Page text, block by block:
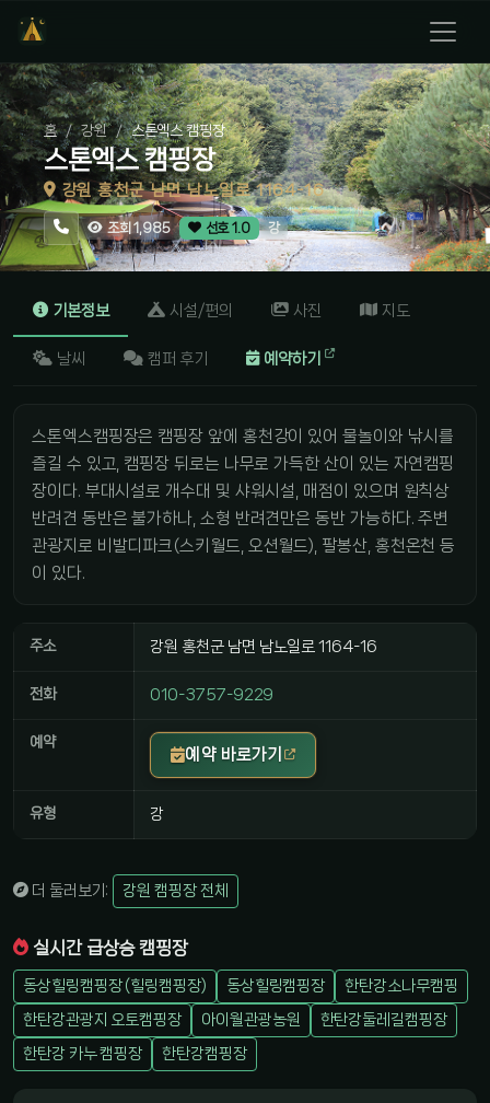
홈 강원 스톤엑스 캠핑장
스톤엑스 캠핑장
강원 홍천군 남면 남노일로 1164-16
조회 1,985 선호 1.0 강
기본정보 시설/편의 사진 지도
날씨 캠퍼 후기 예약하기
스톤엑스캠핑장은 캠핑장 앞에 홍천강이 있어 물놀이와 낚시를
즐길 수 있고, 캠핑장 뒤로는 나무로 가득한 산이 있는 자연캠핑
장이다. 부대시설로 개수대 및 샤워시설, 매점이 있으며 원칙상
반려견 동반은 불가하나, 소형 반려견만은 동반 가능하다. 주변
관광지로 비발디파크(스키월드, 오션월드), 팔봉산, 홍천온천 등
이 있다.
주소 강원 홍천군 남면 남노일로 1164-16
전화 010-3757-9229
예약
예약 바로가기
유형 강
더 둘러보기: 강원 캠핑장 전체
실시간 급상승 캠핑장
동상힐링캠핑장 (힐링캠핑장) 동상힐링캠핑장
한탄강소나무캠핑
한탄강관광지 오토캠핑장
아이월관광농원
한탄강둘레길캠핑장
한탄강 카누 캠핑장
한탄강캠핑장